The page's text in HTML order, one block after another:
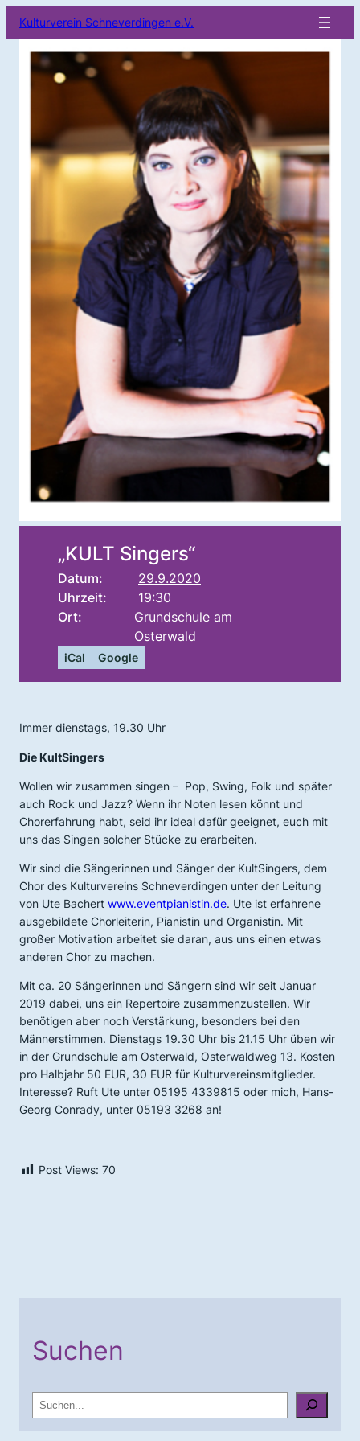
Kulturverein Schneverdingen e.V.
„KULT Singers“
Datum:
29.9.2020
Uhrzeit:
19:30
Ort:
Grundschule am
Osterwald
iCal Google
Immer dienstags, 19.30 Uhr
Die KultSingers
Wollen wir zusammen singen – Pop, Swing, Folk und später
auch Rock und Jazz? Wenn ihr Noten lesen könnt und
Chorerfahrung habt, seid ihr ideal dafür geeignet, euch mit
uns das Singen solcher Stücke zu erarbeiten.
Wir sind die Sängerinnen und Sänger der KultSingers, dem
Chor des Kulturvereins Schneverdingen unter der Leitung
von Ute Bachert www.eventpianistin.de. Ute ist erfahrene
ausgebildete Chorleiterin, Pianistin und Organistin. Mit
großer Motivation arbeitet sie daran, aus uns einen etwas
anderen Chor zu machen.
Mit ca. 20 Sängerinnen und Sängern sind wir seit Januar
2019 dabei, uns ein Repertoire zusammenzustellen. Wir
benötigen aber noch Verstärkung, besonders bei den
Männerstimmen. Dienstags 19.30 Uhr bis 21.15 Uhr üben wir
in der Grundschule am Osterwald, Osterwaldweg 13. Kosten
pro Halbjahr 50 EUR, 30 EUR für Kulturvereinsmitglieder.
Interesse? Ruft Ute unter 05195 4339815 oder mich, Hans-
Georg Conrady, unter 05193 3268 an!
Post Views: 70
Suchen
u